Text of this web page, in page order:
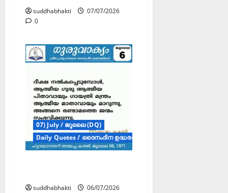
suddhabhakti
07/07/2026
0
07) July / ജൂലൈ (DQ)
Daily Quotes / ദൈനംദിന ഉദ്ധരണികൾ
suddhabhakti
06/07/2026